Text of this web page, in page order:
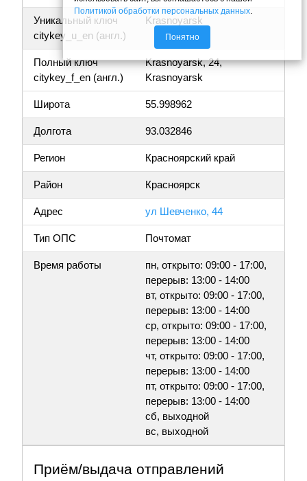
Уникальный ключ
citykey_u_en (англ.)
Krasnoyarsk
Полный ключ
citykey_f_en (англ.)
Krasnoyarsk, 24,
Krasnoyarsk
Широта 55.998962
Долгота 93.032846
Регион Красноярский край
Район Красноярск
Адрес ул Шевченко, 44
Тип ОПС Почтомат
Время работы
пн, открыто: 09:00 - 17:00,
перерыв: 13:00 - 14:00
вт, открыто: 09:00 - 17:00,
перерыв: 13:00 - 14:00
ср, открыто: 09:00 - 17:00,
перерыв: 13:00 - 14:00
чт, открыто: 09:00 - 17:00,
перерыв: 13:00 - 14:00
пт, открыто: 09:00 - 17:00,
перерыв: 13:00 - 14:00
сб, выходной
вс, выходной
Приём/выдача отправлений
Политикой обработки персональных данных.
Понятно